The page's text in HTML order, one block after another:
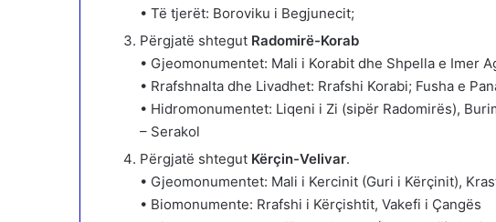
• Të tjerët: Boroviku i Begjunecit;
Përgjatë shtegut Radomirë-Korab
• Gjeomonumentet: Mali i Korabit dhe Shpella e Imer
• Rrafshnalta dhe Livadhet: Rrafshi Korabi; Fusha e
• Hidromonumentet: Liqeni i Zi (sipër Radomirës),
– Serakol
Përgjatë shtegut Kërçin-Velivar.
• Gjeomonumentet: Mali i Kercinit (Guri i Kërçinit),
• Biomonumente: Rrafshi i Kërçishtit, Vakefi i Çangës